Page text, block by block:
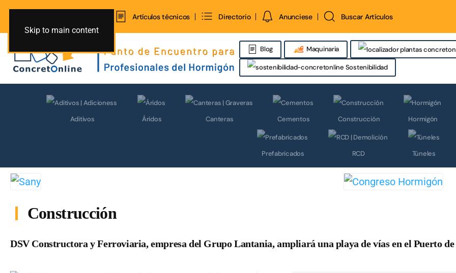
Skip to main content
Artículos técnicos Directorio Anunciese Buscar Artículos
Blog Maquinaria
Sostenibilidad
Aditivos Áridos Canteras Cementos Construcción Hormigón
Prefabricados RCD Túneles
Construcción
DSV Constructora y Ferroviaria, empresa del Grupo Lantania, ampliará una playa de vías en el Puerto de